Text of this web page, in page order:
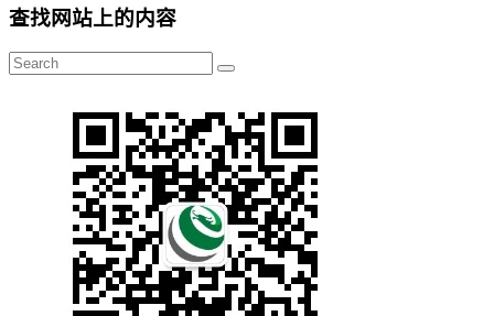
查找网站上的内容